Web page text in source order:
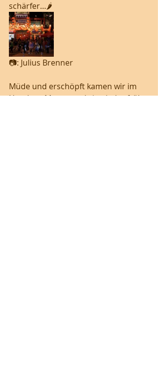
schärfer…🌶️
📷: Julius Brenner
Müde und erschöpft kamen wir im
Hotel an. Morgen geht‘s wieder früh